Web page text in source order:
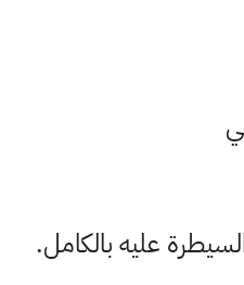
عليه بالكامل.